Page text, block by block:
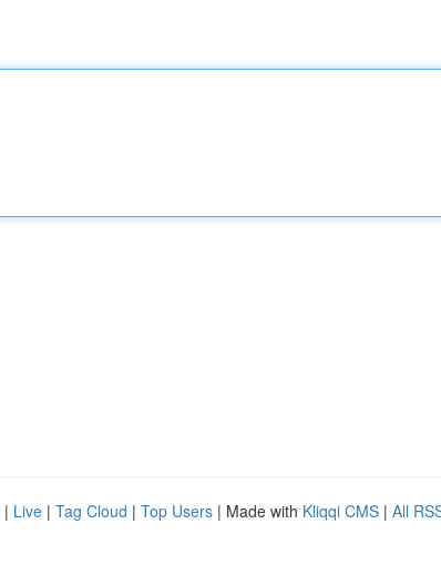
| Live | Tag Cloud | Top Users | Made with Kliqqi CMS | All